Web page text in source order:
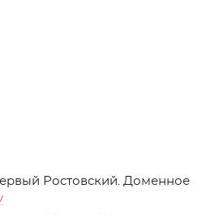
Ростовский. Доменное